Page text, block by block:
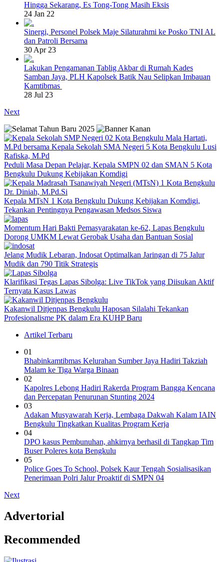
Hingga Sekarang, Es Tong-Tong Masih Eksis
24 Jan 22
Sinergi, Personel Polsek Maje Silaturahmi ke Posko TNI AL
dan Patroli Bersama
30 Apr 23
Lakukan Pengamanan Tablig Akbar di Rumah Kades
Samban Jaya, PLH Kapolsek Batik Nau Selipkan Imbauan
Kamtibmas
28 Jul 23
Next
Peduli Masa Depan Pelajar, Kepala SMPN 02 dan SMAN 5 Kota
Bengkulu Dukung Kebijakan Komdigi
Kepala MTsN 1 Kota Bengkulu Dukung Kebijakan Komdigi,
Tekankan Pentingnya Pengawasan Medsos Siswa
Momentum Hari Bakti Pemasyarakatan ke-62, Lapas Bengkulu
Dorong UMKM Lewat Gerobak Usaha dan Bantuan Sosial
Jelang Mudik Lebaran, Indosat Optimalkan Jaringan di 75 Jalur
Mudik dan 790 Titik Strategis
Klarifikasi Tegas Lapas Sibolga: Live TikTok yang Diisukan Aktif
Ternyata Kasus Lawas
Kakanwil Ditjenpas Bengkulu Haposan Silalahi Tekankan
Profesionalisme PK dalam Era KUHP Baru
Artikel Terbaru
01
Bhabinkamtibmas Kelurahan Sumber Jaya Hadiri Takziah
Malam ke Tiga Warga Binaan
02
Kapolres Lebong Hadiri Rakerda Program Bangga Kencana
dan Percepatan Penurunan Stunting 2024
03
Adakan Musyawarah Kerja, Lembaga Dakwah Kalam IAIN
Bengkulu Tingkatkan Kualitas Program Kerja
04
DPO kasus Pembunuhan, ahkirnya berhasil di Tangkap Tim
Buser Poleres kota Bengkulu
05
Police Goes To School, Polsek Kaur Tengah Sosialisasikan
Penerimaan Polri Jalur Proaktif di SMPN 04
Next
Advertorial
Recommended